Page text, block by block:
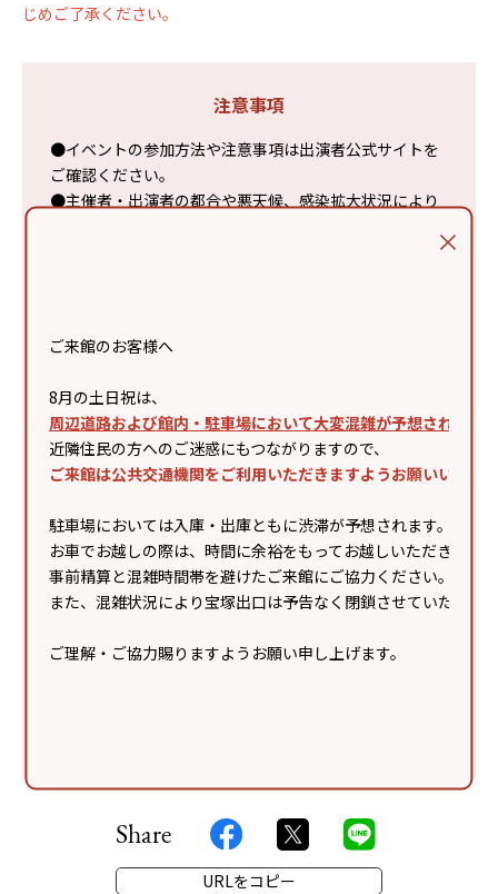
ご来館のお客様へ
8月の土日祝は、
周辺道路および館内・駐車場において大変混雑が予想されます
近隣住民の方へのご迷惑にもつながりますので、
ご来館は公共交通機関をご利用いただきますようお願いいたし
駐車場においては入庫・出庫ともに渋滞が予想されます。
お車でお越しの際は、時間に余裕をもってお越しいただき、
事前精算と混雑時間帯を避けたご来館にご協力ください。
また、混雑状況により宝塚出口は予告なく閉鎖させていただく
ご理解・ご協力賜りますようお願い申し上げます。
じめご了承ください。
注意事項
●イベントの参加方法や注意事項は出演者公式サイトを
ご確認ください。
●主催者・出演者の都合や悪天候、感染拡大状況により
●事故・混乱防止のため、様々な制限を設けさせていた
●会場が混雑した際は入場制限を行います。すべての方
がご観覧いただけない場合があります。
●周囲のお客様に著しく迷惑・危害が及ぶと当方が判断
した際は、退場していただく場合があります。
は主催の許可があった場合を除き固くお断りします。
●主催者や取材メディアによる撮影によりお客様が映り
込むことがあり、インターネット配信やイベント
終了後の広告物・テレビ・WEB等に露出・掲載される
●イベント開催中はスカイガーデンの噴水を停止するこ
Share
URLをコピー